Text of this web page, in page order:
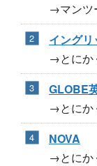
→マンツ
イング
→とにか
GLOBE
→とにか
NOVA
→とにか